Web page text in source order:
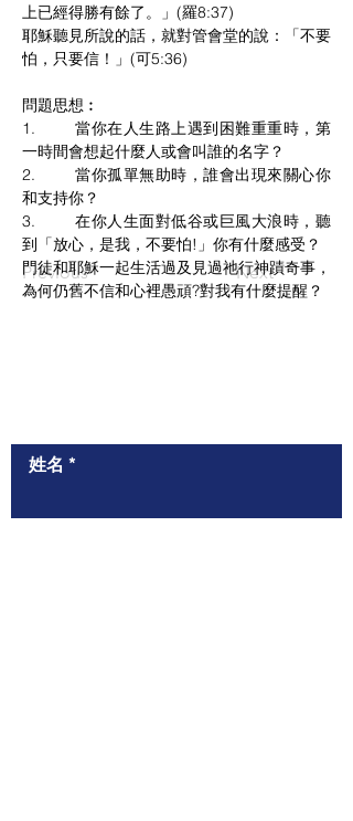
Previous Next
上已經得勝有餘了。」(羅8:37)
耶穌聽見所說的話，就對管會堂的說：「不要
怕，只要信！」(可5:36)
問題思想︰
1.        當你在人生路上遇到困難重重時，第
一時間會想起什麼人或會叫誰的名字？
2.        當你孤單無助時，誰會出現來關心你
和支持你？
3.        在你人生面對低谷或巨風大浪時，聽
到「放心，是我，不要怕!」你有什麼感受？
門徒和耶穌一起生活過及見過祂行神蹟奇事，
為何仍舊不信和心裡愚頑?對我有什麼提醒？
姓名